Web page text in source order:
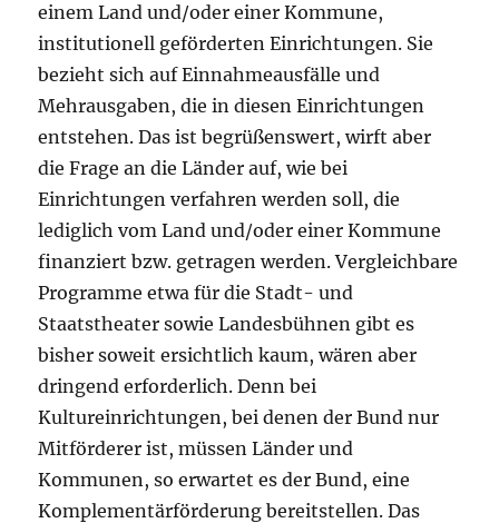
einem Land und/oder einer Kommune,
institutionell geförderten Einrichtungen. Sie
bezieht sich auf Einnahmeausfälle und
Mehrausgaben, die in diesen Einrichtungen
entstehen. Das ist begrüßenswert, wirft aber
die Frage an die Länder auf, wie bei
Einrichtungen verfahren werden soll, die
lediglich vom Land und/oder einer Kommune
finanziert bzw. getragen werden. Vergleichbare
Programme etwa für die Stadt- und
Staatstheater sowie Landesbühnen gibt es
bisher soweit ersichtlich kaum, wären aber
dringend erforderlich. Denn bei
Kultureinrichtungen, bei denen der Bund nur
Mitförderer ist, müssen Länder und
Kommunen, so erwartet es der Bund, eine
Komplementärförderung bereitstellen. Das